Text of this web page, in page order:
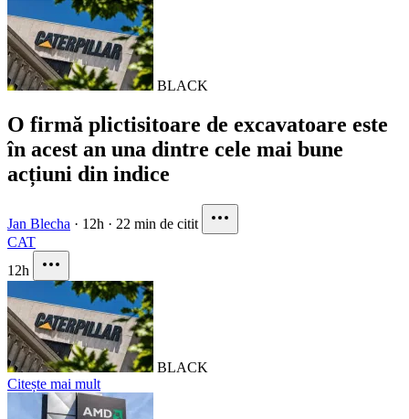
BLACK
O firmă plictisitoare de excavatoare este
în acest an una dintre cele mai bune
acțiuni din indice
Jan Blecha · 12h · 22 min de citit
CAT
12h
BLACK
Citește mai mult